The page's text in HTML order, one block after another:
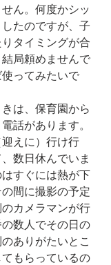
ん。何度かシッ
たのですが、子
タイミングが合
局頼めませんで
ってみたいで
は、保育園から
話があります。
えに）行け行
数日休んでいま
すぐには熱が下
間に撮影の予定
カメラマンが行
数人でその日の
ありがたいとこ
もらっているの